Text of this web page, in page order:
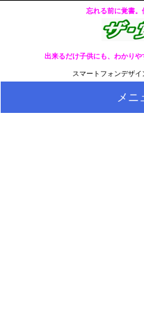
忘れる前に覚書。
出来るだけ子供にも、わかりや
スマートフォンデザイ
メニ